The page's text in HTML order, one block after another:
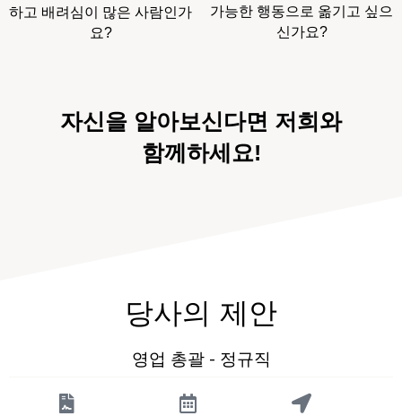
하고 배려심이 많은 사람인가
요?
가능한 행동으로 옮기고 싶으
신가요?
자신을 알아보신다면 저희와
함께하세요!
당사의 제안
영업 총괄 - 정규직